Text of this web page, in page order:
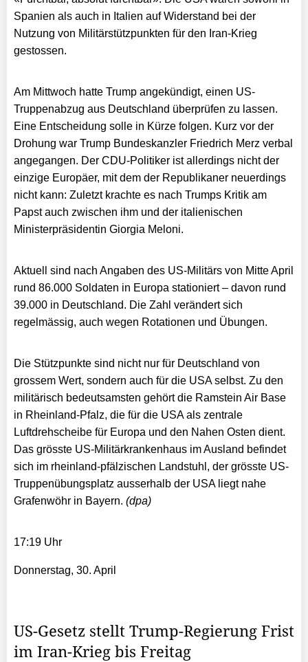
Spanien als auch in Italien auf Widerstand bei der
Nutzung von Militärstützpunkten für den Iran-Krieg
gestossen.
Am Mittwoch hatte Trump angekündigt, einen US-
Truppenabzug aus Deutschland überprüfen zu lassen.
Eine Entscheidung solle in Kürze folgen. Kurz vor der
Drohung war Trump Bundeskanzler Friedrich Merz verbal
angegangen. Der CDU-Politiker ist allerdings nicht der
einzige Europäer, mit dem der Republikaner neuerdings
nicht kann: Zuletzt krachte es nach Trumps Kritik am
Papst auch zwischen ihm und der italienischen
Ministerpräsidentin Giorgia Meloni.
Aktuell sind nach Angaben des US-Militärs von Mitte April
rund 86.000 Soldaten in Europa stationiert – davon rund
39.000 in Deutschland. Die Zahl verändert sich
regelmässig, auch wegen Rotationen und Übungen.
Die Stützpunkte sind nicht nur für Deutschland von
grossem Wert, sondern auch für die USA selbst. Zu den
militärisch bedeutsamsten gehört die Ramstein Air Base
in Rheinland-Pfalz, die für die USA als zentrale
Luftdrehscheibe für Europa und den Nahen Osten dient.
Das grösste US-Militärkrankenhaus im Ausland befindet
sich im rheinland-pfälzischen Landstuhl, der grösste US-
Truppenübungsplatz ausserhalb der USA liegt nahe
Grafenwöhr in Bayern. (dpa)
17:19 Uhr
Donnerstag, 30. April
US-Gesetz stellt Trump-Regierung Frist
im Iran-Krieg bis Freitag